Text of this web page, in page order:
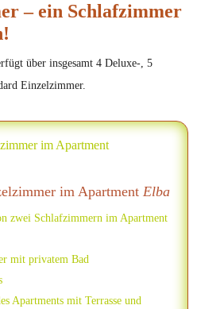
– ein Schlafzimmer
über insgesamt 4 Deluxe-, 5
Einzelzimmer.
im Apartment
im Apartment Elba
zwei Schlafzimmern im Apartment
mit privatem Bad
Apartments mit Terrasse und